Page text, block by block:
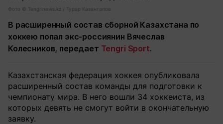
Фото ©️ Tengrinews.kz / Турар Казангапов
В расширенный состав сборной Казахстана по
хоккею попал экс-россиянин Вячеслав
Колесников, передает Tengri Sport.
Казахстанская федерация хоккея опубликовала
расширенный состав команды для подготовки к
чемпионату мира. В него вошли 34 хоккеиста, из
которых девять не смогут войти в окончательную
заявку.